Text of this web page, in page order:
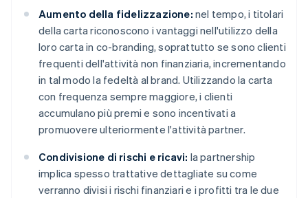
Aumento della fidelizzazione: nel tempo, i titolari
della carta riconoscono i vantaggi nell'utilizzo della
loro carta in co-branding, soprattutto se sono clienti
frequenti dell'attività non finanziaria, incrementando
in tal modo la fedeltà al brand. Utilizzando la carta
con frequenza sempre maggiore, i clienti
accumulano più premi e sono incentivati a
promuovere ulteriormente l'attività partner.
Condivisione di rischi e ricavi: la partnership
implica spesso trattative dettagliate su come
verranno divisi i rischi finanziari e i profitti tra le due